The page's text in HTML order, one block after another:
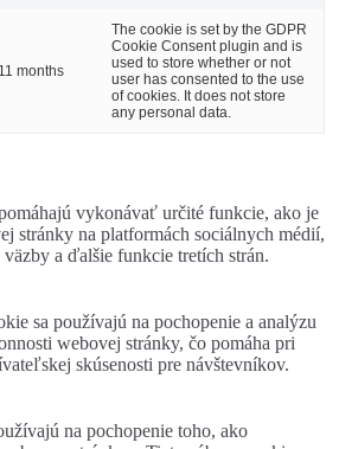
11 months
The cookie is set by the GDPR
Cookie Consent plugin and is
used to store whether or not
user has consented to the use
of cookies. It does not store
any personal data.
vykonávať určité funkcie, ako je
stránky na platformách sociálnych médií,
a ďalšie funkcie tretích strán.
sa používajú na pochopenie a analýzu
webovej stránky, čo pomáha pri
skúsenosti pre návštevníkov.
na pochopenie toho, ako